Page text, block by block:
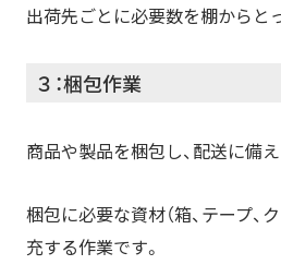
出荷先ごとに必要数を棚からと
３：梱包作業
商品や製品を梱包し、配送に備
梱包に必要な資材（箱、テープ、
充する作業です。